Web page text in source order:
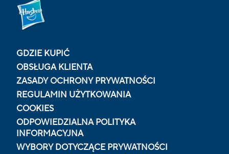
GDZIE KUPIĆ
OBSŁUGA KLIENTA
ZASADY OCHRONY PRYWATNOŚCI
REGULAMIN UŻYTKOWANIA
COOKIES
ODPOWIEDZIALNA POLITYKA
INFORMACYJNA
WYBORY DOTYCZĄCE PRYWATNOŚCI